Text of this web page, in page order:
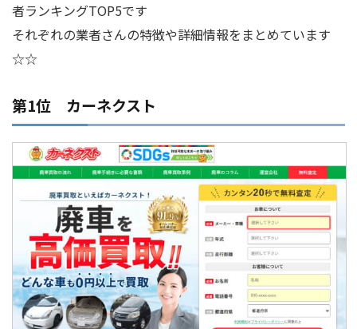
者ランキングTOP5です
それぞれの業者さんの特徴や詳細情報をまとめています
☆☆
第1位 カーネクスト